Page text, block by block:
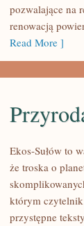
pozwalające na
renowacją
Read More ]
Ekos-Sułów to
że troska o
którym
przystępne